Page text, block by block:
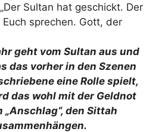
Sultan hat geschickt. Der
Euch sprechen. Gott, der
geht vom Sultan aus und
das vorher in den Szenen
eine Rolle spielt,
das wohl mit der Geldnot
„Anschlag“, den Sittah